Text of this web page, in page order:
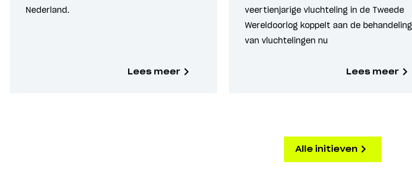
Nederland.
Lees meer
veertienjarige vluchteling in de Tweede
Wereldoorlog koppelt aan de behandeling
van vluchtelingen nu
Lees meer
Alle initieven